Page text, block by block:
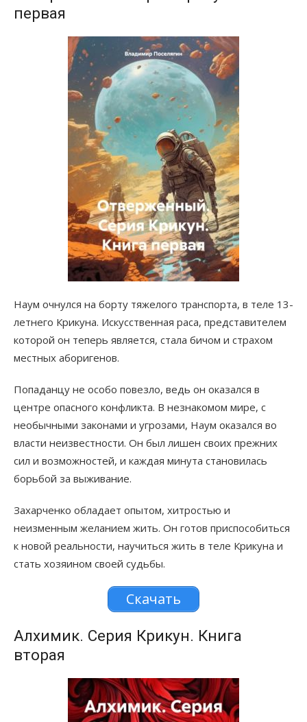
первая
Наум очнулся на борту тяжелого транспорта, в теле 13-
летнего Крикуна. Искусственная раса, представителем
которой он теперь является, стала бичом и страхом
местных аборигенов.
Попаданцу не особо повезло, ведь он оказался в
центре опасного конфликта. В незнакомом мире, с
необычными законами и угрозами, Наум оказался во
власти неизвестности. Он был лишен своих прежних
сил и возможностей, и каждая минута становилась
борьбой за выживание.
Захарченко обладает опытом, хитростью и
неизменным желанием жить. Он готов приспособиться
к новой реальности, научиться жить в теле Крикуна и
стать хозяином своей судьбы.
Скачать
Алхимик. Серия Крикун. Книга
вторая